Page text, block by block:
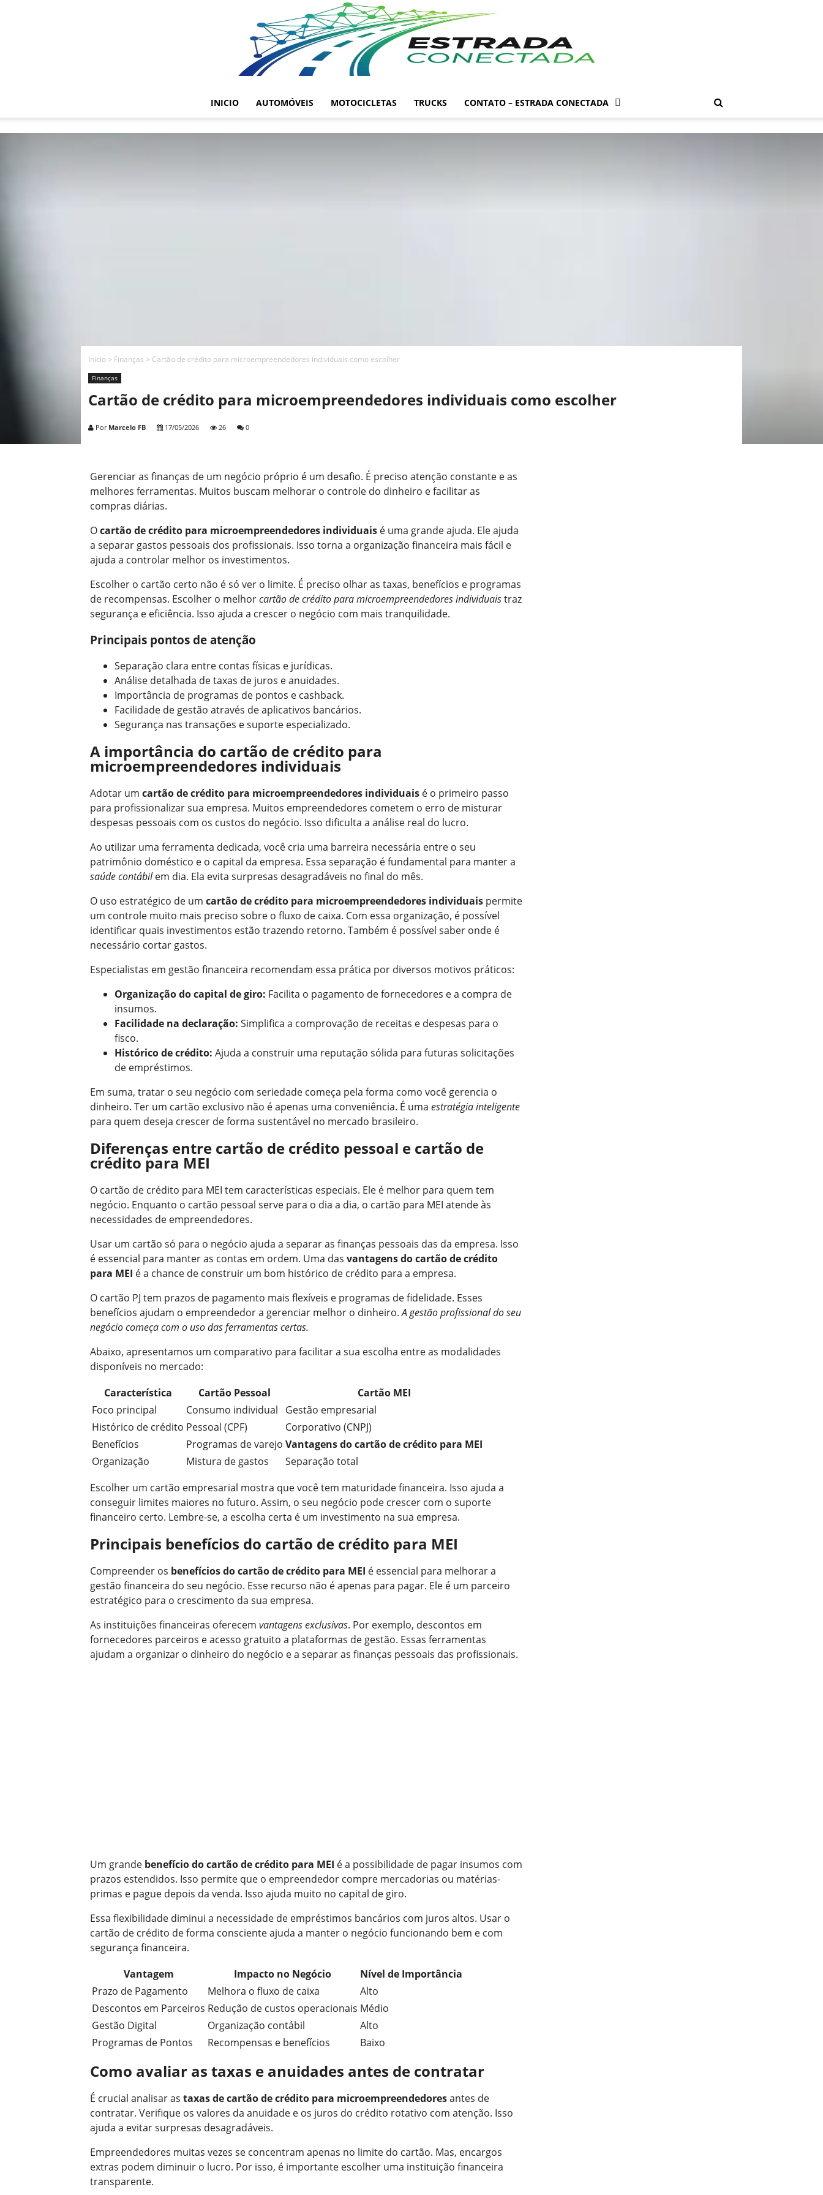
INICIO AUTOMÓVEIS MOTOCICLETAS TRUCKS CONTATO – ESTRADA CONECTADA
Inicio > Finanças > Cartão de crédito para microempreendedores individuais como escolher
Finanças
Cartão de crédito para microempreendedores individuais como escolher
Por Marcelo FB 17/05/2026 26 0
Gerenciar as finanças de um negócio próprio é um desafio. É preciso atenção constante e as
melhores ferramentas. Muitos buscam melhorar o controle do dinheiro e facilitar as
compras diárias.
Ocartão de crédito para microempreendedores individuais é uma grande ajuda. Ele ajuda
a separar gastos pessoais dos profissionais. Isso torna a organização financeira mais fácil e
ajuda a controlar melhor os investimentos.
Escolher o cartão certo não é só ver o limite. É preciso olhar as taxas, benefícios e programas
de recompensas. Escolher o melhorcartão de crédito para microempreendedores individuaistraz
segurança e eficiência. Isso ajuda a crescer o negócio com mais tranquilidade.
Principais pontos de atenção
Separação clara entre contas físicas e jurídicas.
Análise detalhada de taxas de juros e anuidades.
Importância de programas de pontos e cashback.
Facilidade de gestão através de aplicativos bancários.
Segurança nas transações e suporte especializado.
A importância do cartão de crédito para
microempreendedores individuais
Adotar um cartão de crédito para microempreendedores individuais é o primeiro passo
para profissionalizar sua empresa. Muitos empreendedores cometem o erro de misturar
despesas pessoais com os custos do negócio. Isso dificulta a análise real do lucro.
Ao utilizar uma ferramenta dedicada, você cria uma barreira necessária entre o seu
patrimônio doméstico e o capital da empresa. Essa separação é fundamental para manter a
saúde contábilem dia. Ela evita surpresas desagradáveis no final do mês.
O uso estratégico de um cartão de crédito para microempreendedores individuais permite
um controle muito mais preciso sobre o fluxo de caixa. Com essa organização, é possível
identificar quais investimentos estão trazendo retorno. Também é possível saber onde é
necessário cortar gastos.
Especialistas em gestão financeira recomendam essa prática por diversos motivos práticos:
Organização do capital de giro: Facilita o pagamento de fornecedores e a compra de
insumos.
Facilidade na declaração: Simplifica a comprovação de receitas e despesas para o
fisco.
Histórico de crédito: Ajuda a construir uma reputação sólida para futuras solicitações
de empréstimos.
Em suma, tratar o seu negócio com seriedade começa pela forma como você gerencia o
dinheiro. Ter um cartão exclusivo não é apenas uma conveniência. É uma estratégia inteligente
para quem deseja crescer de forma sustentável no mercado brasileiro.
Diferenças entre cartão de crédito pessoal e cartão de
crédito para MEI
O cartão de crédito para MEI tem características especiais. Ele é melhor para quem tem
negócio. Enquanto o cartão pessoal serve para o dia a dia, o cartão para MEI atende às
necessidades de empreendedores.
Usar um cartão só para o negócio ajuda a separar as finanças pessoais das da empresa. Isso
é essencial para manter as contas em ordem. Uma das vantagens do cartão de crédito
para MEI é a chance de construir um bom histórico de crédito para a empresa.
O cartão PJ tem prazos de pagamento mais flexíveis e programas de fidelidade. Esses
benefícios ajudam o empreendedor a gerenciar melhor o dinheiro.A gestão profissional do seu
negócio começa com o uso das ferramentas certas.
Abaixo, apresentamos um comparativo para facilitar a sua escolha entre as modalidades
disponíveis no mercado:
Característica
Cartão Pessoal
Cartão MEI
Foco principal
Consumo individual
Gestão empresarial
Histórico de crédito Pessoal (CPF)
Corporativo (CNPJ)
Benefícios
Programas de varejo Vantagens do cartão de crédito para MEI
Organização
Mistura de gastos
Separação total
Escolher um cartão empresarial mostra que você tem maturidade financeira. Isso ajuda a
conseguir limites maiores no futuro. Assim, o seu negócio pode crescer com o suporte
financeiro certo. Lembre-se, a escolha certa é um investimento na sua empresa.
Principais benefícios do cartão de crédito para MEI
Compreender os benefícios do cartão de crédito para MEI é essencial para melhorar a
gestão financeira do seu negócio. Esse recurso não é apenas para pagar. Ele é um parceiro
estratégico para o crescimento da sua empresa.
As instituições financeiras oferecem vantagens exclusivas. Por exemplo, descontos em
fornecedores parceiros e acesso gratuito a plataformas de gestão. Essas ferramentas
ajudam a organizar o dinheiro do negócio e a separar as finanças pessoais das profissionais.
Um grande benefício do cartão de crédito para MEI é a possibilidade de pagar insumos com
prazos estendidos. Isso permite que o empreendedor compre mercadorias ou matérias-
primas e pague depois da venda. Isso ajuda muito no capital de giro.
Essa flexibilidade diminui a necessidade de empréstimos bancários com juros altos. Usar o
cartão de crédito de forma consciente ajuda a manter o negócio funcionando bem e com
segurança financeira.
Vantagem
Impacto no Negócio
Nível de Importância
Prazo de Pagamento
Melhora o fluxo de caixa
Alto
Descontos em Parceiros Redução de custos operacionais Médio
Gestão Digital
Organização contábil
Alto
Programas de Pontos
Recompensas e benefícios Baixo
Como avaliar as taxas e anuidades antes de contratar
É crucial analisar as taxas de cartão de crédito para microempreendedoresantes de
contratar. Verifique os valores da anuidade e os juros do crédito rotativo com atenção. Isso
ajuda a evitar surpresas desagradáveis.
Empreendedores muitas vezes se concentram apenas no limite do cartão. Mas, encargos
extras podem diminuir o lucro. Por isso, é importante escolher uma instituição financeira
transparente.